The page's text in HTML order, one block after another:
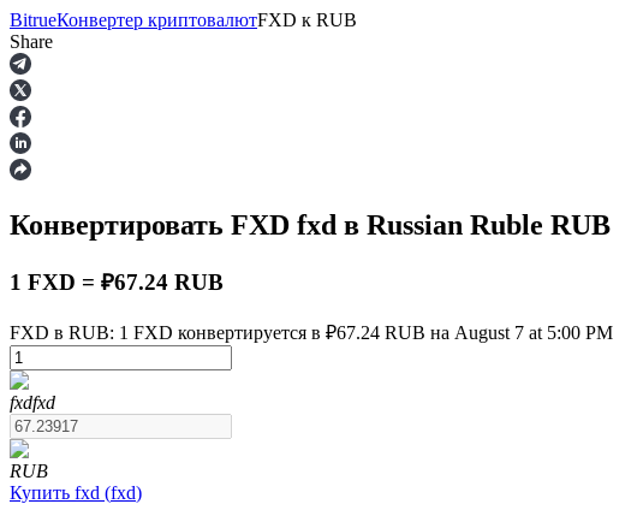
Фьючерсы
BitrueКонвертер криптовалютFXD к RUB
Share
Конвертировать FXD fxd в Russian Ruble RUB
1 FXD = ₽67.24 RUB
FXD в RUB: 1 FXD конвертируется в ₽67.24 RUB на August 7 at 5:00 PM
fxdfxd
RUB
Купить fxd (fxd)